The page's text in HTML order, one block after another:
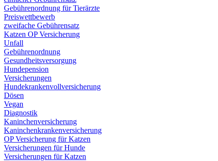
Gebührenordnung für Tierärzte
Preiswettbewerb
zweifache Gebührensatz
Katzen OP Versicherung
Unfall
Gebührenordnung
Gesundheitsversorgung
Hundepension
Versicherungen
Hundekrankenvollversicherung
Dösen
Vegan
Diagnostik
Kaninchenversicherung
Kaninchenkrankenversicherung
OP Versicherung für Katzen
Versicherungen für Hunde
Versicherungen für Katzen